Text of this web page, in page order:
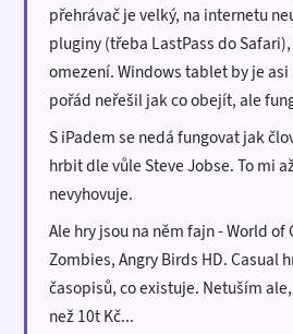
přehrávač je velký, na internetu
pluginy (třeba LastPass do
omezení. Windows tablet by je
pořád neřešil jak co obejít, ale
S iPadem se nedá fungovat jak
hrbit dle vůle Steve Jobse. To mi
nevyhovuje.
Ale hry jsou na něm fajn - World of
Zombies, Angry Birds HD. Casual
časopisů, co existuje. Netuším
než 10t Kč...